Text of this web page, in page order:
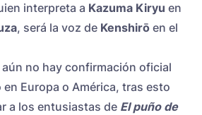
interpreta a Kazuma Kiryu en
, será la voz de Kenshirō en el
no hay confirmación oficial
Europa o América, tras esto
a los entusiastas de El puño de